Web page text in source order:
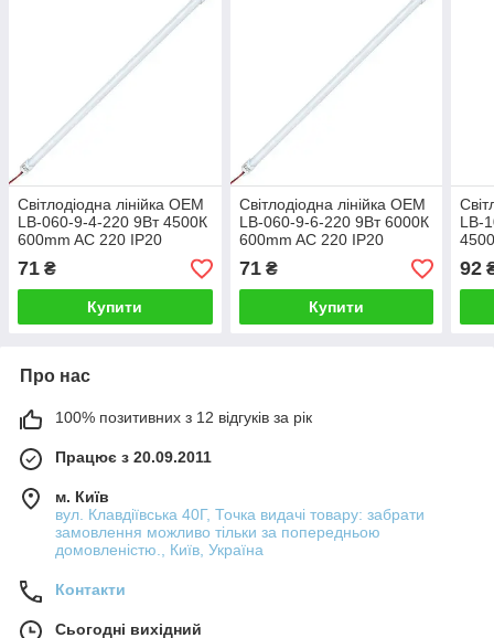
Світлодіодна лінійка OEM
LB-060-9-4-220 9Вт 4500К
600mm AC 220 IP20
матова
71 ₴
Купити
Світлодіодна лінійка OEM
LB-060-9-6-220 9Вт 6000К
600mm AC 220 IP20
матова
71₴
Купити
LB-
92
Про нас
100% позитивних з 12 відгуків за рік
Працює з 20.09.2011
м. Київ
вул. Клавдіївська 40Г, Точка видачі товару: забрати
замовлення можливо тільки за попередньою
домовленістю., Київ, Україна
Контакти
Сьогодні вихідний